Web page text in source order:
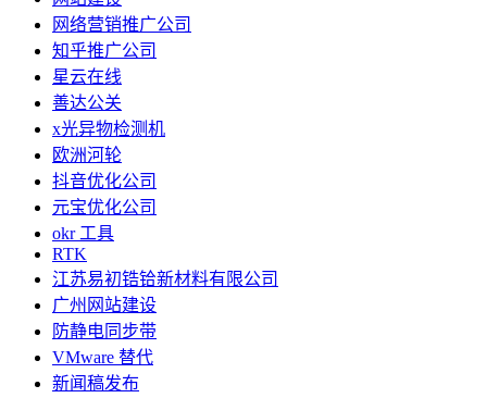
网络营销推广公司
知乎推广公司
星云在线
善达公关
x光异物检测机
欧洲河轮
抖音优化公司
元宝优化公司
okr 工具
RTK
江苏易初锆铪新材料有限公司
广州网站建设
防静电同步带
VMware 替代
新闻稿发布